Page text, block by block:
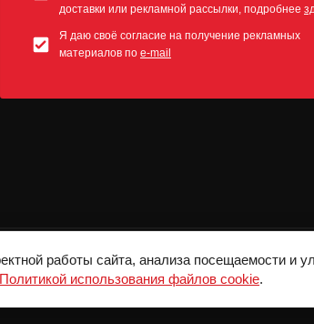
доставки или рекламной рассылки, подробнее
Я даю своё согласие на получение рекламных
материалов по e-mail
СЛУЖБА
ВРЕМЯ РАБОТЫ:
работы сайта, анализа посещаемости и
Политикой использования файлов cookie.